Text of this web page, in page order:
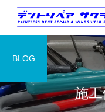
施
BLOG